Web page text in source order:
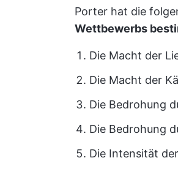
Porter hat die
Wettbewerbs
Die Macht der
Die Macht der
Die Bedrohung
Die Bedrohung
Die Intensität